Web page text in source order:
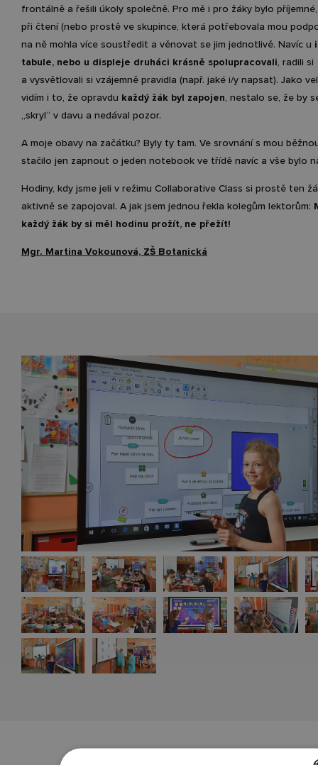
frontálně a řešili úkoly společně. Pro mě i pro žáky bylo
při čtení (nebo prostě ve skupince, která potřebovala mou
na ně mohla více soustředit a věnovat se jim jednotlivě. Navíc u
tabule, nebo u displeje druháci krásně spolupracovali, radili si
a vysvětlovali si vzájemně pravidla (např. jaké i/y napsat). Jako
vidím i to, že opravdu každý žák byl zapojen, nestalo se, že by
„skryl“ v davu a nedával pozor.
A moje obavy na začátku? Byly ty tam. Ve srovnání s mou
stačilo jen zapnout o jeden notebook ve třídě navíc a vše bylo
Hodiny, kdy jsme jeli v režimu Collaborative Class si prostě ten
aktivně se zapojoval. A jak jsem jednou řekla kolegům lektorům:
každý žák by si měl hodinu prožít, ne přežít!
Mgr. Martina Vokounová, ZŠ Botanická